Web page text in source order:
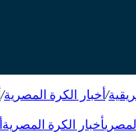
/ أخبار الكرة المصرية/
أخبار الكرة المصرية